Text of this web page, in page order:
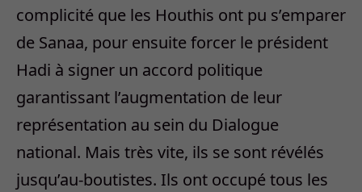
complicité que les Houthis ont pu s’emparer
de Sanaa, pour ensuite forcer le président
Hadi à signer un accord politique
garantissant l’augmentation de leur
représentation au sein du Dialogue
national. Mais très vite, ils se sont révélés
jusqu’au-boutistes. Ils ont occupé tous les